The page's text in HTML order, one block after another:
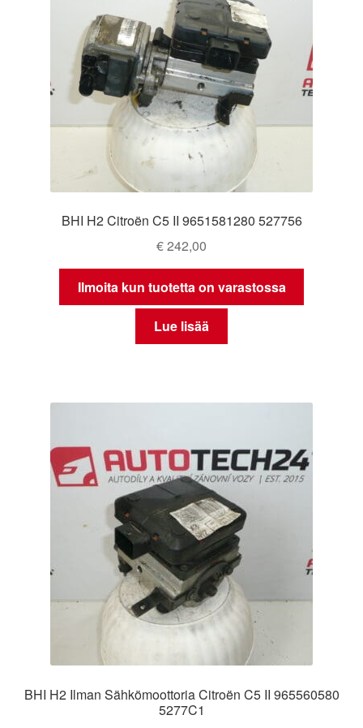
BHI H2 Citroën C5 II 9651581280 527756
€242,00
Ilmoita kun tuotetta on varastossa
Lue lisää
BHI H2 Ilman Sähkömoottoria Citroën C5 II 965560580
5277C1